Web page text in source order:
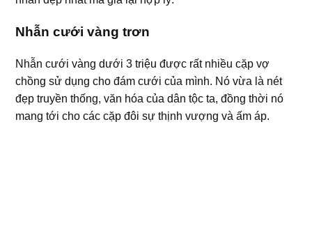
Nhẫn cưới vàng trơn
Nhẫn cưới vàng dưới 3 triệu được rất nhiều cặp vợ
chồng sử dụng cho đám cưới của mình. Nó vừa là nét
đẹp truyền thống, văn hóa của dân tộc ta, đồng thời nó
mang tới cho các cặp đôi sự thịnh vượng và ấm áp.